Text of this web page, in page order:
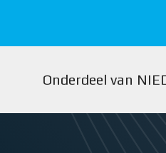
Onderdeel van